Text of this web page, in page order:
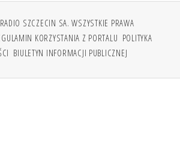
SZCZECIN SA. WSZYSTKIE PRAWA
KORZYSTANIA Z PORTALU POLITYKA
BIULETYN INFORMACJI PUBLICZNEJ